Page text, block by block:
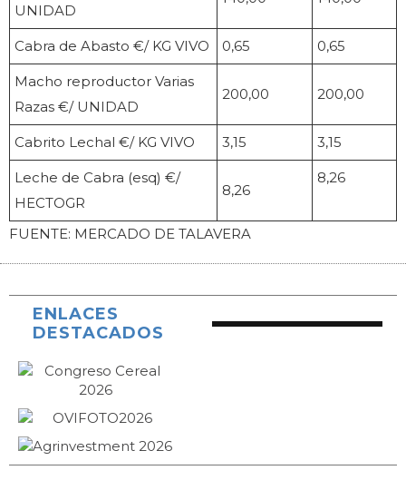
UNIDAD
Cabra de Abasto €/ KG VIVO 0,65 0,65
Macho reproductor Varias
Razas €/ UNIDAD
200,00 200,00
Cabrito Lechal €/ KG VIVO 3,15 3,15
Leche de Cabra (esq) €/
HECTOGR
8,26
8,26
FUENTE: MERCADO DE TALAVERA
ENLACES
DESTACADOS